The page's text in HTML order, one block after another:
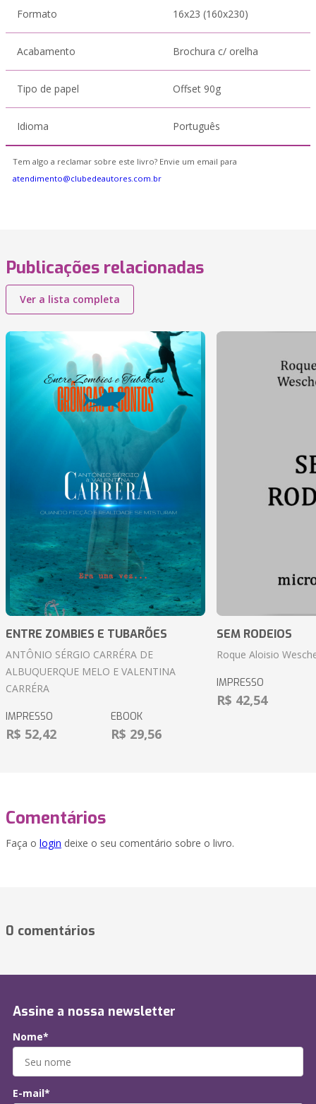
Formato 16x23 (160x230)
Acabamento Brochura c/ orelha
Tipo de papel Offset 90g
Idioma Português
Tem algo a reclamar sobre este livro? Envie um email para
atendimento@clubedeautores.com.br
Publicações relacionadas
Ver a lista completa
ENTRE ZOMBIES E TUBARÕES
ANTÔNIO SÉRGIO CARRÉRA DE
ALBUQUERQUE MELO E VALENTINA
CARRÉRA
IMPRESSO
R$ 52,42
EBOOK
R$ 29,56
SEM RODEIOS
Roque Aloisio
IMPRESSO
R$ 42,54
Comentários
Faça o login deixe o seu comentário sobre o livro.
0 comentários
Assine a nossa newsletter
Nome*
E-mail*